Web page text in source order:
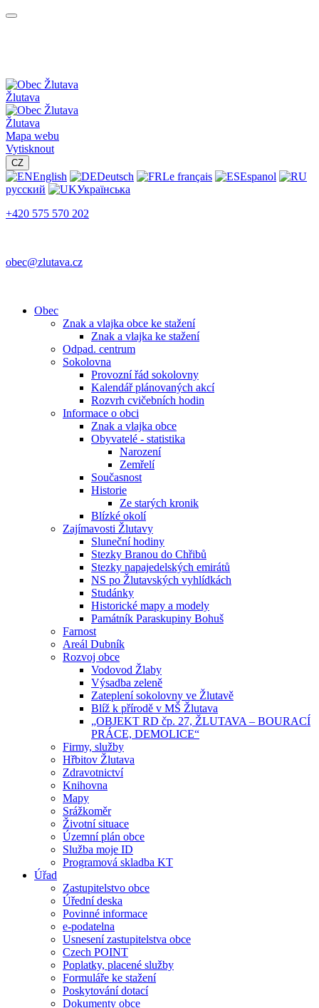
Žlutava
Žlutava
Mapa webu
Vytisknout
CZ
English Deutsch Le français
Espanol
русский
Українська
+420 575 570 202
obec@zlutava.cz
Obec
Znak a vlajka obce ke stažení
Znak a vlajka ke stažení
Odpad. centrum
Sokolovna
Provozní řád sokolovny
Kalendář plánovaných akcí
Rozvrh cvičebních hodin
Informace o obci
Znak a vlajka obce
Obyvatelé - statistika
Narození
Zemřelí
Současnost
Historie
Ze starých kronik
Blízké okolí
Zajímavosti Žlutavy
Sluneční hodiny
Stezky Branou do Chřibů
Stezky napajedelských emirátů
NS po Žlutavských vyhlídkách
Studánky
Historické mapy a modely
Památník Paraskupiny Bohuš
Farnost
Areál Dubník
Rozvoj obce
Vodovod Žlaby
Výsadba zeleně
Zateplení sokolovny ve Žlutavě
Blíž k přírodě v MŠ Žlutava
„OBJEKT RD čp. 27, ŽLUTAVA – BOURACÍ
PRÁCE, DEMOLICE“
Firmy, služby
Hřbitov Žlutava
Zdravotnictví
Knihovna
Mapy
Srážkoměr
Životní situace
Územní plán obce
Služba moje ID
Programová skladba KT
Úřad
Zastupitelstvo obce
Úřední deska
Povinné informace
e-podatelna
Usnesení zastupitelstva obce
Czech POINT
Poplatky, placené služby
Formuláře ke stažení
Poskytování dotací
Dokumenty obce